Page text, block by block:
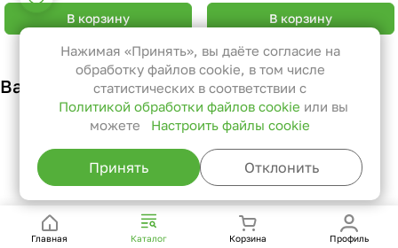
В корзину В корзину
Вам также может понравиться
Главная Каталог Корзина Профиль
Функциональные
Эти файлы необходимы для
функционирования сайта и не
могут быть отключены в наших
системах. Вы можете настроить
браузер так, чтобы он блокировал
их или уведомлял вас об их
использовании, но в таком случае
сайта не будут работать.
Нажимая «Принять», вы даёте согласие на
обработку файлов cookie, в том числе
статистических в соответствии с
Политикой обработки файлов cookie или вы
можете
Настроить файлы cookie
Принять Отклонить